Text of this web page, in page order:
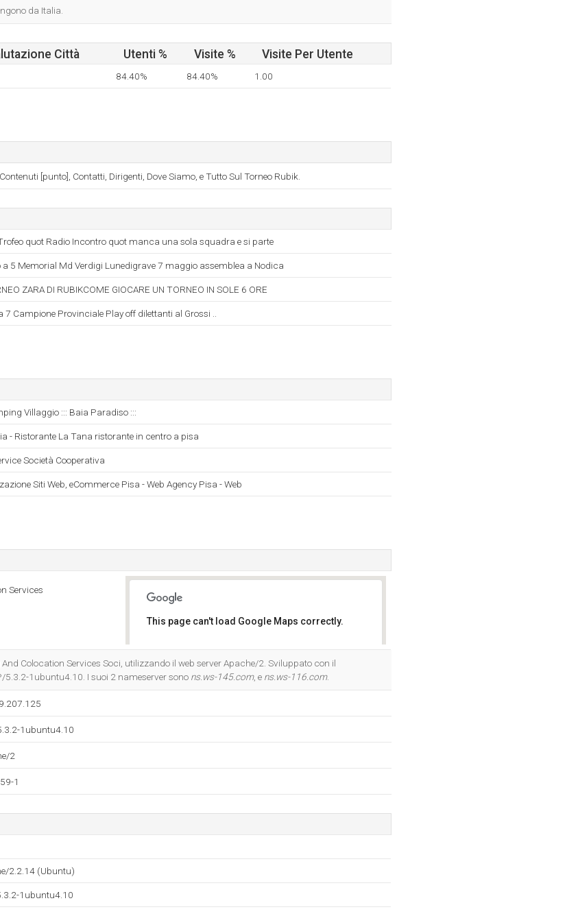
da Italia.
Città Utenti % Visite % Visite Per Utente
84.40% 84.40% 1.00
[punto], Contatti, Dirigenti, Dove Siamo, e Tutto Sul Torneo Rubik.
quot Radio Incontro quot manca una sola squadra e si parte
a 5 Memorial Md Verdigi Lunedigrave 7 maggio assemblea a Nodica
ZARA DI RUBIKCOME GIOCARE UN TORNEO IN SOLE 6 ORE
7 Campione Provinciale Play off dilettanti al Grossi ..
Villaggio ::: Baia Paradiso :::
- Ristorante La Tana ristorante in centro a pisa
Società Cooperativa
Siti Web, eCommerce Pisa - Web Agency Pisa - Web
Services
This page can't load Google Maps correctly.
Colocation Services Soci, utilizzando il web server Apache/2. Sviluppato con il
1ubuntu4.10. I suoi 2 nameserver sono ns.ws-145.com, e ns.ws-116.com.
1ubuntu4.10
2
1
2.2.14 (Ubuntu)
1ubuntu4.10